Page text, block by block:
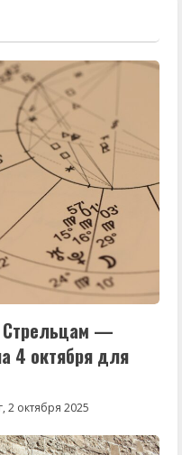
Стрельцам —
4 октября для
2 октября 2025